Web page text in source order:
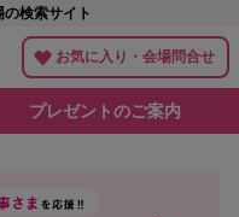
検索サイト
お気に入り・会場問合せ
プレゼントのご案内